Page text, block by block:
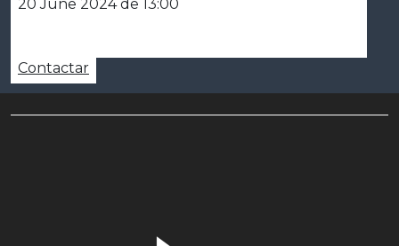
20 June 2024 de 13:00
Contactar